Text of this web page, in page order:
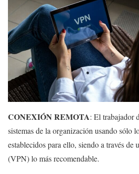
CONEXIÓN REMOTA: El trabajador
sistemas de la organización usando sólo
establecidos para ello, siendo a través
(VPN) lo más recomendable.